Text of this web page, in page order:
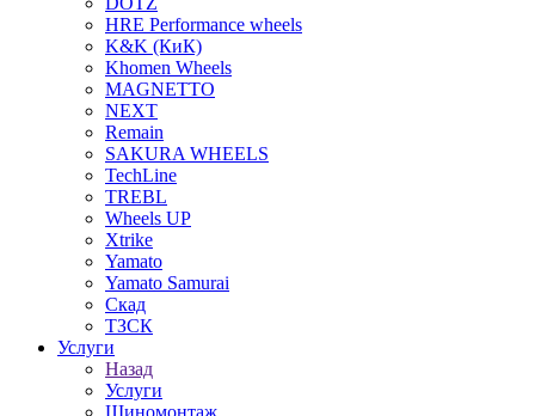
HRE Performance wheels
K&K (КиК)
Khomen Wheels
MAGNETTO
NEXT
Remain
SAKURA WHEELS
TechLine
TREBL
Wheels UP
Xtrike
Yamato
Yamato Samurai
Скад
ТЗСК
Услуги
Назад
Услуги
Шиномонтаж